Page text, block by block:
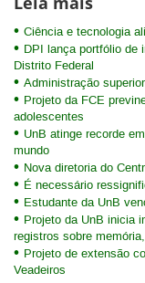
Ciência e tecnologia
DPI lança portfólio de
Distrito Federal
Administração
Projeto da FCE
adolescentes
UnB atinge recorde
mundo
Nova diretoria do
É necessário
Estudante da UnB
Projeto da UnB inicia
registros sobre
Projeto de extensão
Veadeiros